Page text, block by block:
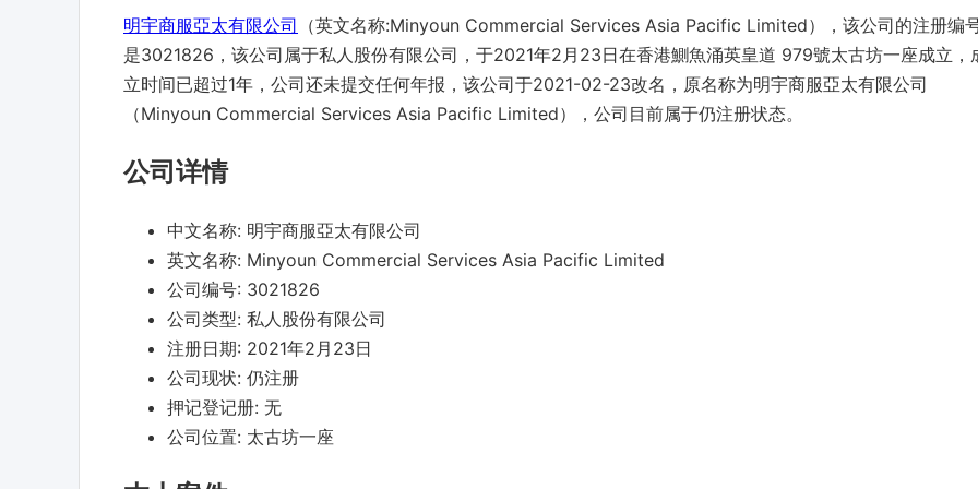
明宇商服亞太有限公司 （英文名称:Minyoun Commercial Services Asia Pacific Limited），该公司的注册编
是3021826，该公司属于私人股份有限公司，于2021年2月23日在香港鰂魚涌英皇道 979號太古坊一座成立，
立时间已超过1年，公司还未提交任何年报，该公司于2021-02-23改名，原名称为明宇商服亞太有限公司
（Minyoun Commercial Services Asia Pacific Limited），公司目前属于仍注册状态。
公司详情
中文名称: 明宇商服亞太有限公司
英文名称: Minyoun Commercial Services Asia Pacific Limited
公司编号: 3021826
公司类型: 私人股份有限公司
注册日期: 2021年2月23日
公司现状: 仍注册
押记登记册: 无
公司位置: 太古坊一座